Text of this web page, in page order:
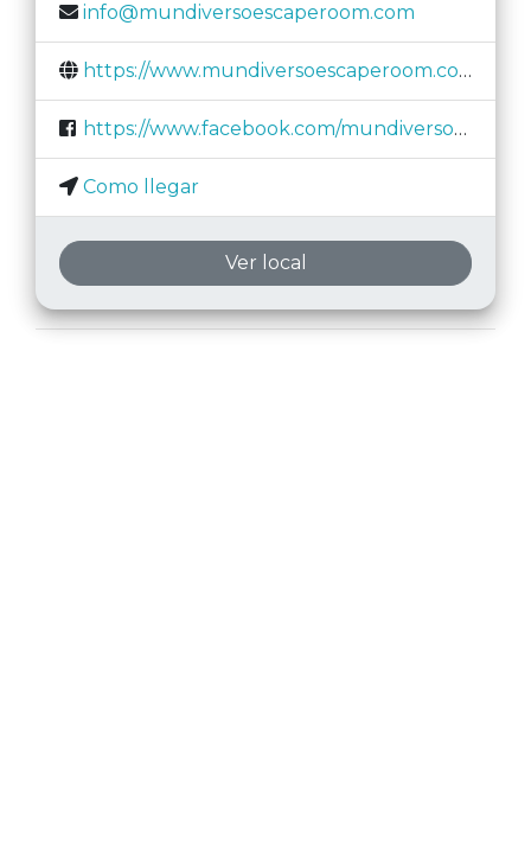
info@mundiversoescaperoom.com
https://www.mundiversoescaperoom.com/
https://www.facebook.com/mundiversoescaperoom/
Como llegar
Ver local